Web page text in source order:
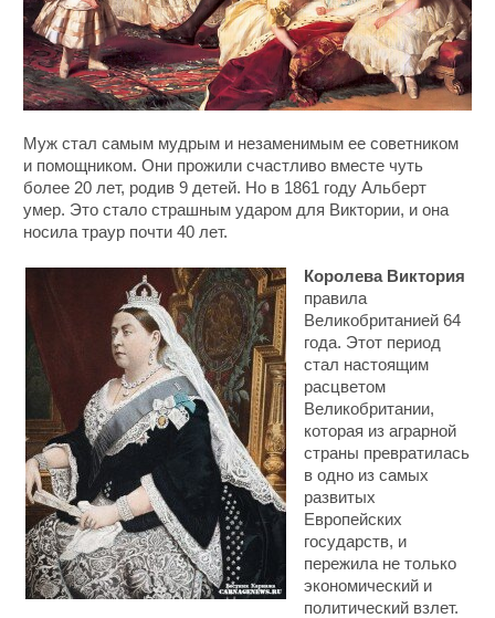
Муж стал самым мудрым и незаменимым ее советником
и помощником. Они прожили счастливо вместе чуть
более 20 лет, родив 9 детей. Но в 1861 году Альберт
умер. Это стало страшным ударом для Виктории, и она
носила траур почти 40 лет.
Королева Виктория
правила
Великобританией 64
года. Этот период
стал настоящим
расцветом
Великобритании,
которая из аграрной
страны превратилась
в одно из самых
развитых
Европейских
государств, и
пережила не только
экономический и
политический взлет.